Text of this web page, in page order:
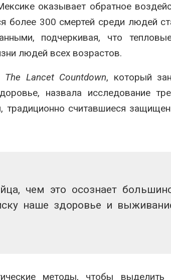
оказывает обратное
более 300 смертей среди людей
подчеркивая, что
людей всех возрастов.
The Lancet Countdown, который
назвала исследование
традиционно считавшиеся
чем это осознает
наше здоровье и
методы, чтобы выделить